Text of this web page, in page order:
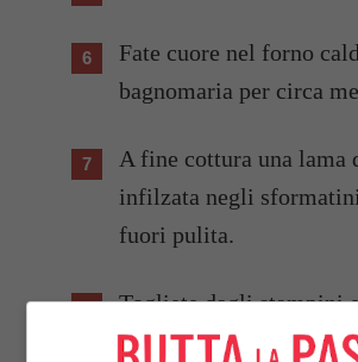
Fate cuore nel forno
bagnomaria per circa
A fine cottura una lama
infilzata negli
fuori pulita.
Togliete dagli stampini
accompagnando con